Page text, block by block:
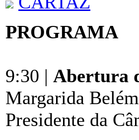
PROGRAMA
9:30 | Abertura
Margarida Belém
Presidente da